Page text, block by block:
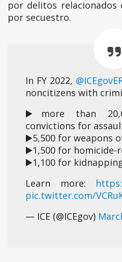
por delitos relacionados
por secuestro.
In FY 2022,
noncitizens with
▶️more than
convictions for
▶️5,500 for weapons
▶️1,500 for homicide-
▶️1,100 for
Learn more:
pic.twitter.com/
— ICE (@ICEgov)